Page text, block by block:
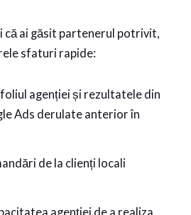
că ai găsit partenerul potrivit,
sfaturi rapide:
agenției și rezultatele din
Ads derulate anterior în
de la clienți locali